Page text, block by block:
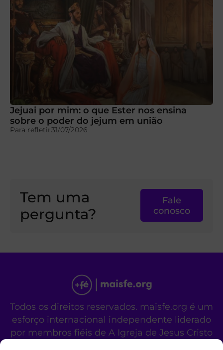
Jejuai por mim: o que Ester nos ensina
sobre o poder do jejum em união
Para refletir31/07/2026
Tem uma
pergunta?
Fale
conosco
Todos os direitos reservados. maisfe.org é um
esforço internacional independente liderado
por membros fiéis de A Igreja de Jesus Cristo